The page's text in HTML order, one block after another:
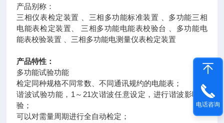
产品别称：
三相仪表检定装置 、三相多功能标准装置 、多功能三相
电能表检定装置、 三相多功能电能表校验台 、多功能电
能表校验装置 、三相多功能电测量仪表检定装置
产品特性：
多功能试验功能
检定同种规格不同常数、不同通讯规约的电能表；
谐波试验功能，1～21次谐波任意设定，进行谐波影响试
验；
可以对需量周期进行全自动检定；
电话咨询